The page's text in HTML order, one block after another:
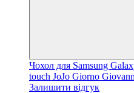
Чохол для Samsung
touch JoJo Giorno
Залишити відгук